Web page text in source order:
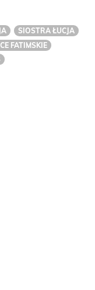
SIOSTRA ŁUCJA
FATIMSKIE